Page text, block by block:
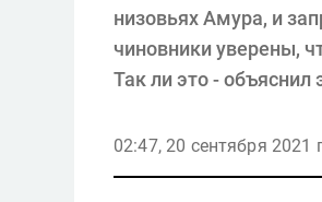
низовьях Амура, и
чиновники уверены,
Так ли это - объяснил
02:47, 20 сентября 2021